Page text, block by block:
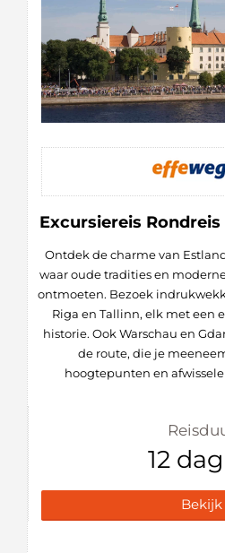
Excursiereis
Ontdek de charme van
waar oude tradities en
ontmoeten. Bezoek
Riga en Tallinn, elk met een
historie. Ook Warschau en
de route, die je
hoogtepunten en
12
Bekijk